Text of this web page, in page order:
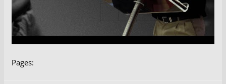
Pages: